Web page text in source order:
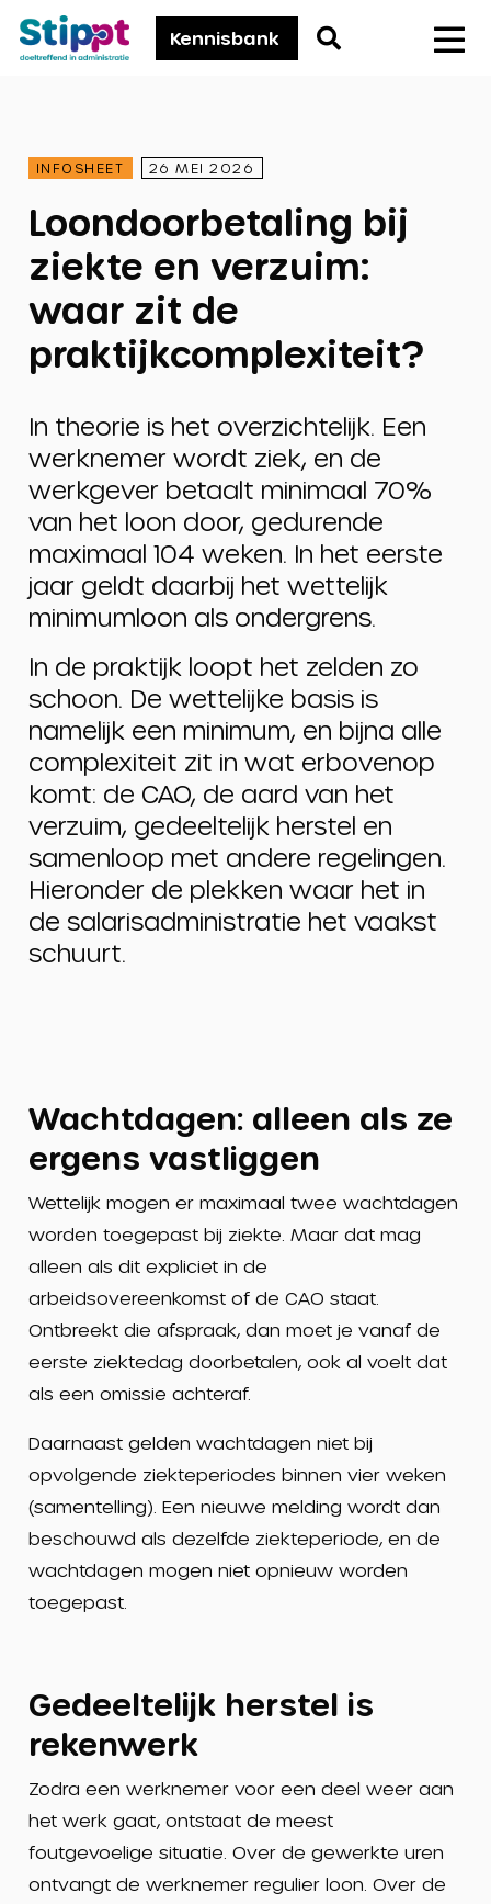
Stippt
Kennisbank
Go
INFOSHEET 26 MEI 2026
Loondoorbetaling bij
ziekte en verzuim:
waar zit de
praktijkcomplexiteit?
In theorie is het overzichtelijk. Een
werknemer wordt ziek, en de
werkgever betaalt minimaal 70%
van het loon door, gedurende
maximaal 104 weken. In het eerste
jaar geldt daarbij het wettelijk
minimumloon als ondergrens.
In de praktijk loopt het zelden zo
schoon. De wettelijke basis is
namelijk een minimum, en bijna alle
complexiteit zit in wat erbovenop
komt: de CAO, de aard van het
verzuim, gedeeltelijk herstel en
samenloop met andere regelingen.
Hieronder de plekken waar het in
de salarisadministratie het vaakst
schuurt.
Wachtdagen: alleen als ze
ergens vastliggen
Wettelijk mogen er maximaal twee wachtdagen
worden toegepast bij ziekte. Maar dat mag
alleen als dit expliciet in de
arbeidsovereenkomst of de CAO staat.
Ontbreekt die afspraak, dan moet je vanaf de
eerste ziektedag doorbetalen, ook al voelt dat
als een omissie achteraf.
Daarnaast gelden wachtdagen niet bij
opvolgende ziekteperiodes binnen vier weken
(samentelling). Een nieuwe melding wordt dan
beschouwd als dezelfde ziekteperiode, en de
wachtdagen mogen niet opnieuw worden
toegepast.
Gedeeltelijk herstel is
rekenwerk
Zodra een werknemer voor een deel weer aan
het werk gaat, ontstaat de meest
foutgevoelige situatie. Over de gewerkte uren
ontvangt de werknemer regulier loon. Over de